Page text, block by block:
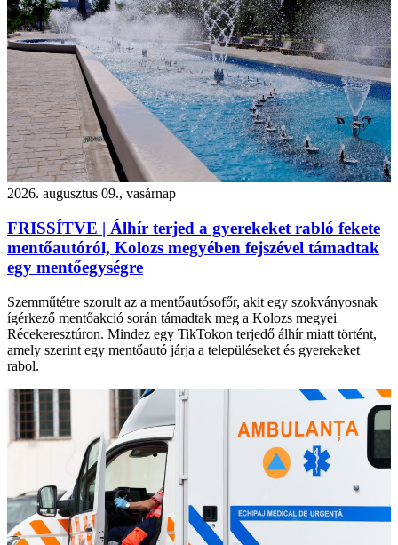
2026. augusztus 09., vasárnap
FRISSÍTVE | Álhír terjed a gyerekeket rabló fekete
mentőautóról, Kolozs megyében fejszével támadtak
egy mentőegységre
Szemműtétre szorult az a mentőautósofőr, akit egy szokványosnak
ígérkező mentőakció során támadtak meg a Kolozs megyei
Récekeresztúron. Mindez egy TikTokon terjedő álhír miatt történt,
amely szerint egy mentőautó járja a településeket és gyerekeket
rabol.